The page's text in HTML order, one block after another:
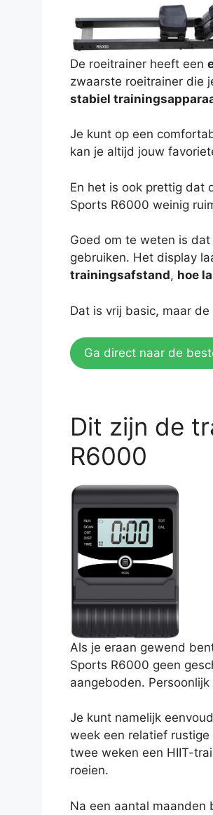
De roeitrainer heeft een
zwaarste roeitrainer die
stabiel
Je kunt op een
kan je altijd jouw
En het is ook prettig dat
Sports R6000 weinig
Goed om te weten is
gebruiken. Het display
trainingsafstand, hoe
Dat is vrij basic, maar
Ga direct naar de
Dit zijn de
R6000
Als je eraan gewend
Sports R6000 geen
aangeboden.
Je kunt namelijk
week een relatief
twee weken een HIIT-
roeien.
Na een aantal maanden